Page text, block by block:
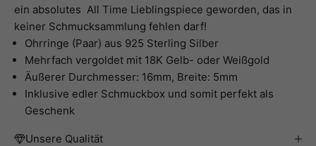
ein absolutes All Time Lieblingspiece geworden, das in
keiner Schmucksammlung fehlen darf!
Ohrringe (Paar) aus 925 Sterling Silber
Mehrfach vergoldet mit 18K Gelb- oder Weißgold
Äußerer Durchmesser: 16mm, Breite: 5mm
Inklusive edler Schmuckbox und somit perfekt als
Geschenk
Unsere Qualität